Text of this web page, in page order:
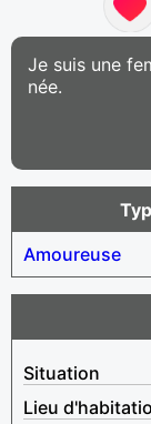
Je suis une
née.
Amoureuse
Situation
Lieu